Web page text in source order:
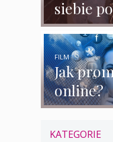
siebie
Jak
online?
FILM
KATEGORIE